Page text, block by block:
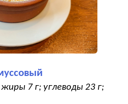
7 г; углеводы 23 г;